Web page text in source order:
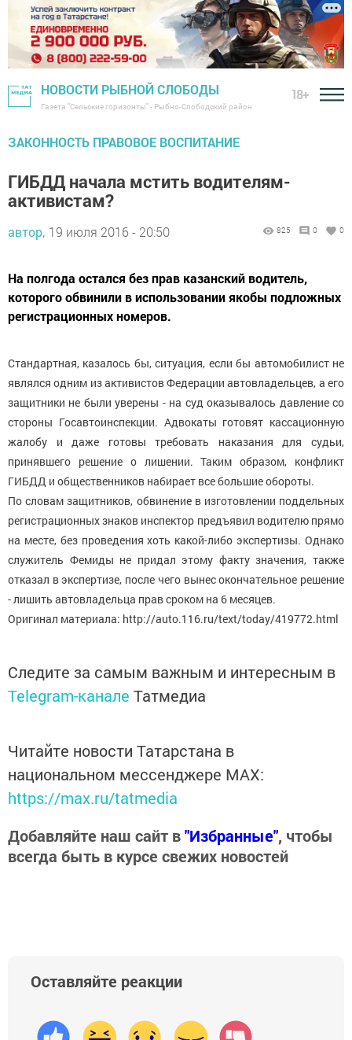
НОВОСТИ РЫБНОЙ СЛОБОДЫ
Газета "Сельские горизонты" - Рыбно-Слободский район
18+
ЗАКОННОСТЬ ПРАВОВОЕ ВОСПИТАНИЕ
ГИБДД начала мстить водителям-
активистам?
автор, 19 июля 2016 - 20:50 825 0 0
На полгода остался без прав казанский водитель,
которого обвинили в использовании якобы подложных
регистрационных номеров.
Стандартная, казалось бы, ситуация, если бы автомобилист не
являлся одним из активистов Федерации автовладельцев, а его
защитники не были уверены - на суд оказывалось давление со
стороны Госавтоинспекции. Адвокаты готовят кассационную
жалобу и даже готовы требовать наказания для судьи,
принявшего решение о лишении. Таким образом, конфликт
ГИБДД и общественников набирает все большие обороты.
По словам защитников, обвинение в изготовлении поддельных
регистрационных знаков инспектор предъявил водителю прямо
на месте, без проведения хоть какой-либо экспертизы. Однако
служитель Фемиды не придал этому факту значения, также
отказал в экспертизе, после чего вынес окончательное решение
- лишить автовладельца прав сроком на 6 месяцев.
Оригинал материала: http://auto.116.ru/text/today/419772.html
Следите за самым важным и интересным в
Telegram-канале Татмедиа
Читайте новости Татарстана в
национальном мессенджере MАХ:
https://max.ru/tatmedia
Добавляйте наш сайт в"Избранные", чтобы
всегда быть в курсе свежих новостей
Оставляйте реакции